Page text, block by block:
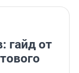
гайд от